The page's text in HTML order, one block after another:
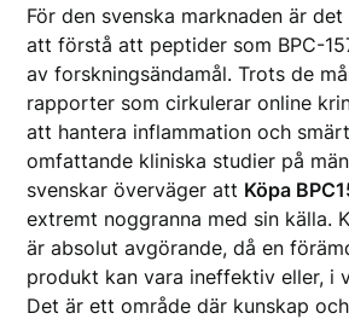
För den svenska marknaden är
att förstå att peptider som BPC-
av forskningsändamål. Trots de
rapporter som cirkulerar online
att hantera inflammation och
omfattande kliniska studier på
svenskar överväger att Köpa
extremt noggranna med sin källa.
är absolut avgörande, då en
produkt kan vara ineffektiv eller, i
Det är ett område där kunskap